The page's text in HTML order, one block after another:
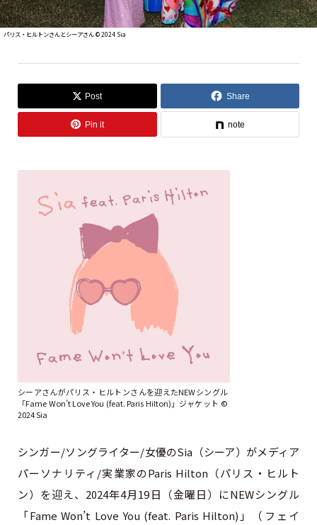
パリス・ヒルトンさんとシーアさん ©︎ 2024 Sia
Post Share
Pin it note
シーアさんがパリス・ヒルトンさんを迎えたNEWシングル
「Fame Won’t Love You (feat. Paris Hilton)」ジャケット ©︎
2024 Sia
シンガー/ソングライター/女優のSia（シーア）がメディア
パーソナリティ/実業家のParis Hilton（パリス・ヒルト
ン）を迎え、2024年4月19日（金曜日）にNEWシングル
「Fame Won’t Love You (feat. Paris Hilton)」（フェイ